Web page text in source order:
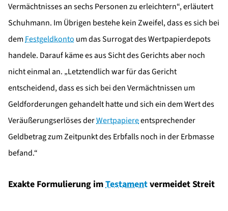
Vermächtnisses an sechs Personen zu erleichtern“, erläutert
Schuhmann. Im Übrigen bestehe kein Zweifel, dass es sich bei
demFestgeldkonto um das Surrogat des Wertpapierdepots
handele. Darauf käme es aus Sicht des Gerichts aber noch
nicht einmal an. „Letztendlich war für das Gericht
entscheidend, dass es sich bei den Vermächtnissen um
Geldforderungen gehandelt hatte und sich ein dem Wert des
Veräußerungserlöses derWertpapiereentsprechender
Geldbetrag zum Zeitpunkt des Erbfalls noch in der Erbmasse
befand.“
Exakte Formulierung imTestamentvermeidet Streit